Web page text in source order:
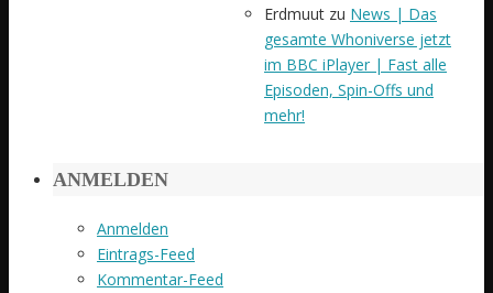
Erdmuut zu News | Das
gesamte Whoniverse jetzt
im BBC iPlayer | Fast alle
Episoden, Spin-Offs und
mehr!
ANMELDEN
Anmelden
Eintrags-Feed
Kommentar-Feed